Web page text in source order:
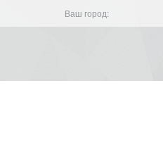
Ваш город: